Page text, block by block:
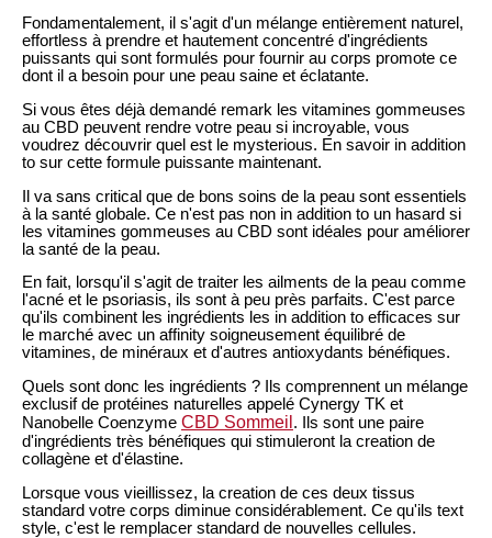
Fondamentalement, il s'agit d'un mélange entièrement naturel,
effortless à prendre et hautement concentré d'ingrédients
puissants qui sont formulés pour fournir au corps promote ce
dont il a besoin pour une peau saine et éclatante.
Si vous êtes déjà demandé remark les vitamines gommeuses
au CBD peuvent rendre votre peau si incroyable, vous
voudrez découvrir quel est le mysterious. En savoir in addition
to sur cette formule puissante maintenant.
Il va sans critical que de bons soins de la peau sont essentiels
à la santé globale. Ce n'est pas non in addition to un hasard si
les vitamines gommeuses au CBD sont idéales pour améliorer
la santé de la peau.
En fait, lorsqu'il s'agit de traiter les ailments de la peau comme
l'acné et le psoriasis, ils sont à peu près parfaits. C'est parce
qu'ils combinent les ingrédients les in addition to efficaces sur
le marché avec un affinity soigneusement équilibré de
vitamines, de minéraux et d'autres antioxydants bénéfiques.
Quels sont donc les ingrédients ? Ils comprennent un mélange
exclusif de protéines naturelles appelé Cynergy TK et
Nanobelle Coenzyme CBD Sommeil . Ils sont une paire
d'ingrédients très bénéfiques qui stimuleront la creation de
collagène et d'élastine.
Lorsque vous vieillissez, la creation de ces deux tissus
standard votre corps diminue considérablement. Ce qu'ils text
style, c'est le remplacer standard de nouvelles cellules.